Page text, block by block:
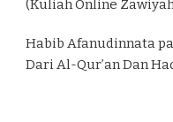
(Kuliah Online
Habib Afanudinnata
Dari Al-Qur’an Dan